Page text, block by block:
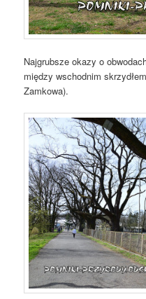
Najgrubsze okazy o
między wschodnim
Zamkowa).